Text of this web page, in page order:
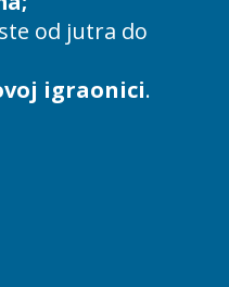
od jutra do
igraonici.